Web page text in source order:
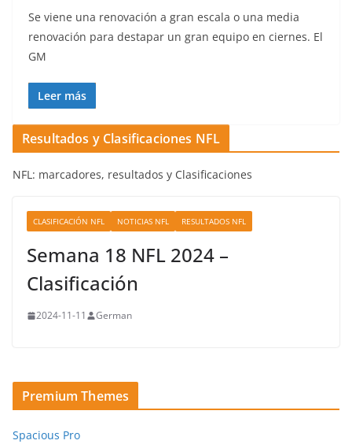
Se viene una renovación a gran escala o una media
renovación para destapar un gran equipo en ciernes. El
GM
Leer más
Resultados y Clasificaciones NFL
NFL: marcadores, resultados y Clasificaciones
CLASIFICACIÓN NFL NOTICIAS NFL RESULTADOS NFL
Semana 18 NFL 2024 –
Clasificación
2024-11-11 German
Premium Themes
Spacious Pro